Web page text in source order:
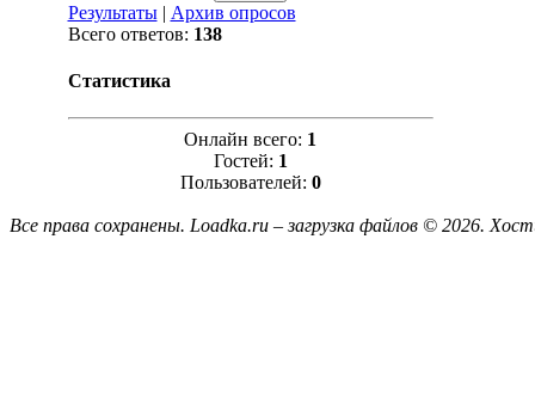
Результаты| Архив опросов
Всего ответов: 138
Статистика
Онлайн всего: 1
Гостей: 1
Пользователей: 0
Все права сохранены. Loadka.ru – загрузка файлов © 2026.